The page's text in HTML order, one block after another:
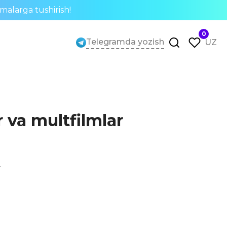
tushirish!
Telegramda yozish
0
UZ
va multfilmlar